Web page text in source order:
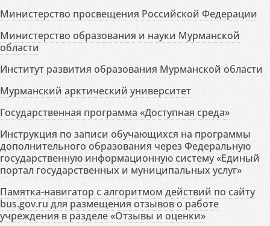
Министерство просвещения Российской Федерации
Министерство образования и науки Мурманской
области
Институт развития образования Мурманской области
Мурманский арктический университет
Государственная программа «Доступная среда»
Инструкция по записи обучающихся на программы
дополнительного образования через Федеральную
государственную информационную систему «Единый
портал государственных и муниципальных услуг»
Памятка-навигатор с алгоритмом действий по сайту
bus.gov.ru для размещения отзывов о работе
учреждения в разделе «Отзывы и оценки»